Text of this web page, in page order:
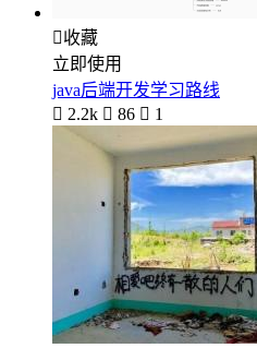
收藏
立即使用
java后端开发学习路线
 2.2k  86  1